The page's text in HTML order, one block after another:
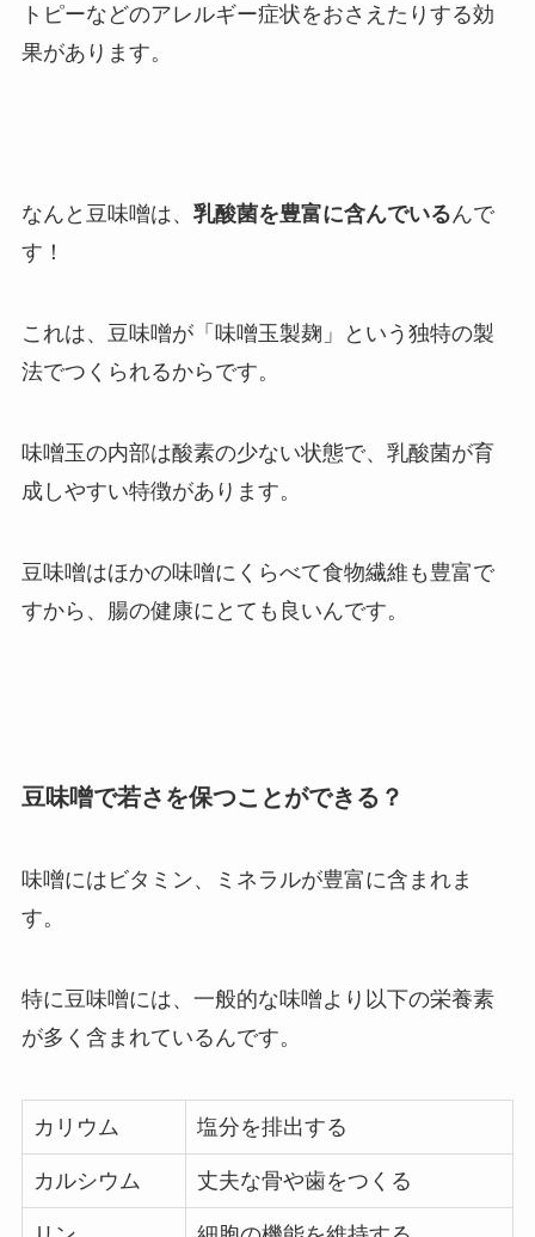
トピーなどのアレルギー症状をおさえたりする効
果があります。
なんと豆味噌は、 乳酸菌を豊富に含んでいるんで
す！
これは、豆味噌が「味噌玉製麹」という独特の製
法でつくられるからです。
味噌玉の内部は酸素の少ない状態で、乳酸菌が育
成しやすい特徴があります。
豆味噌はほかの味噌にくらべて食物繊維も豊富で
すから、腸の健康にとても良いんです。
豆味噌で若さを保つことができる？
味噌にはビタミン、ミネラルが豊富に含まれま
す。
特に豆味噌には、一般的な味噌より以下の栄養素
が多く含まれているんです。
カリウム 塩分を排出する
カルシウム 丈夫な骨や歯をつくる